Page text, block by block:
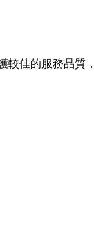
較佳的服務品質